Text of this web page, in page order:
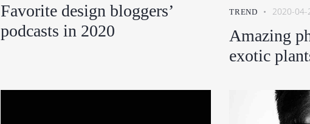
do
Favorite design bloggers’
podcasts in 2020
TREND 2020-04-
Amazing
exotic